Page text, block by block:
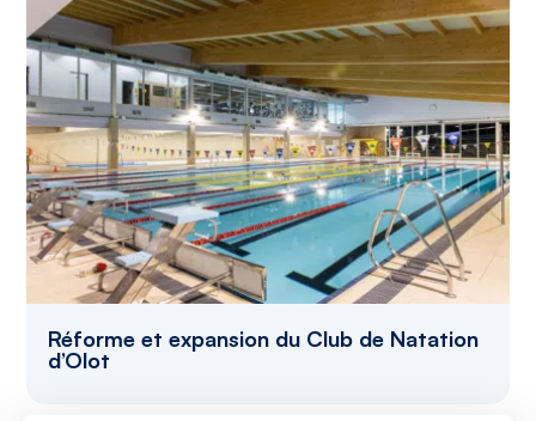
Réforme et expansion du Club de Natation
d’Olot